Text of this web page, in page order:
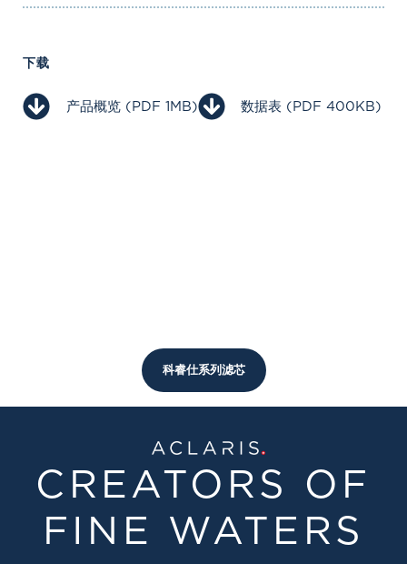
下载
产品概览 (PDF 1MB) 数据表 (PDF 400KB)
科睿仕系列滤芯
CREATORS OF
FINE WATERS